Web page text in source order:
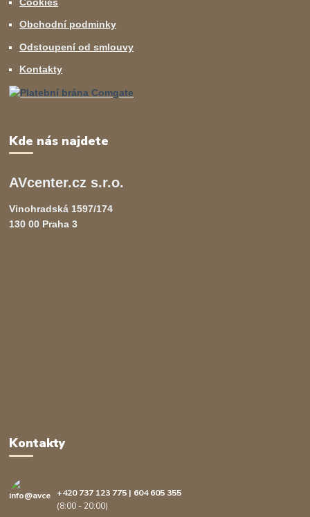
Obchodní podminky
Odstoupení od smlouvy
Kontakty
Kde nás najdete
AVcenter.cz s.r.o.
Vinohradská 1597/174
130 00 Praha 3
Kontakty
+420 737 123 775 | 604 605 355
(8:00 - 20:00)